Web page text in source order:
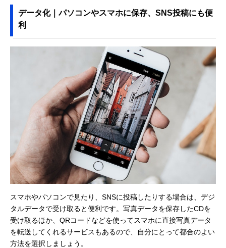
データ化｜パソコンやスマホに保存、SNS投稿にも便
利
スマホやパソコンで見たり、SNSに投稿したりする場合は、デジ
タルデータで受け取ると便利です。写真データを保存したCDを
受け取るほか、QRコードなどを使ってスマホに直接写真データ
を転送してくれるサービスもあるので、自分にとって都合のよい
方法を選択しましょう。